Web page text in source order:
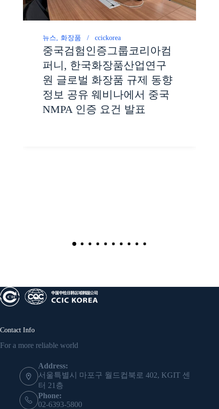
뉴스 화장품 ccickorea
중국검험인증그룹코리아컴
퍼니, 한국화장품산업연구
원 글로벌 화장품 규제 동향
정보 공유 웨비나에서 중국
NMPA 인증 요건 발표
Contact Info
For a more reliable world
Address:
서울특별시 마포구 월드컵북로 402, KGIT 센
터 21층
Phone:
02-6393-5800